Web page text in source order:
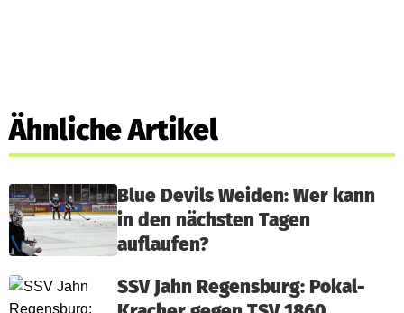
Ähnliche Artikel
Blue Devils Weiden: Wer kann
in den nächsten Tagen
auflaufen?
SSV Jahn Regensburg: Pokal-